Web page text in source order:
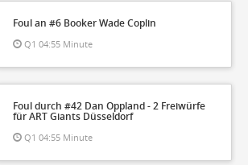
Foul an #6 Booker Wade Coplin
Q1 04:55 Minute
Foul durch #42 Dan Oppland - 2 Freiwürfe
für ART Giants Düsseldorf
Q1 04:55 Minute